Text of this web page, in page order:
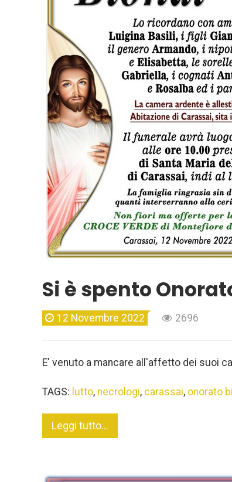
Si è spento
12 Novembre 2022 2696
E' venuto a mancare all'affetto dei suoi
TAGS: lutto, necrologi, carassai, onorato
Leggi tutto...